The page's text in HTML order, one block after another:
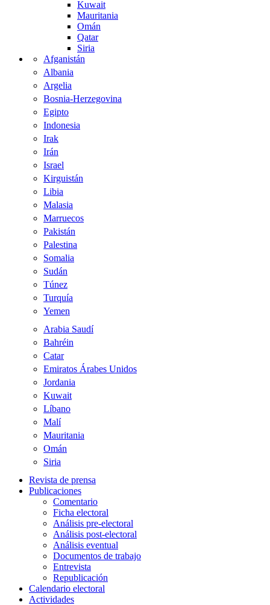
Kuwait
Mauritania
Omán
Qatar
Siria
Afganistán
Albania
Argelia
Bosnia-Herzegovina
Egipto
Indonesia
Irak
Irán
Israel
Kirguistán
Libia
Malasia
Marruecos
Pakistán
Palestina
Somalia
Sudán
Túnez
Turquía
Yemen
Arabia Saudí
Bahréin
Catar
Emiratos Árabes Unidos
Jordania
Kuwait
Líbano
Malí
Mauritania
Omán
Siria
Revista de prensa
Publicaciones
Comentario
Ficha electoral
Análisis pre-electoral
Análisis post-electoral
Análisis eventual
Documentos de trabajo
Entrevista
Republicación
Calendario electoral
Actividades